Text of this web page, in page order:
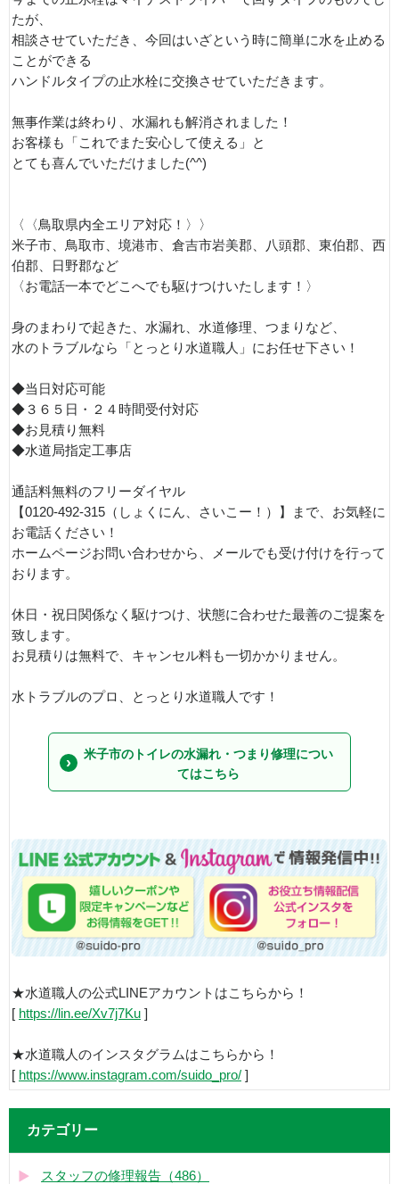
たが、
相談させていただき、今回はいざという時に簡単に水を止める
ことができる
ハンドルタイプの止水栓に交換させていただきます。
無事作業は終わり、水漏れも解消されました！
お客様も「これでまた安心して使える」と
とても喜んでいただけました(^^)
〈〈鳥取県内全エリア対応！〉〉
米子市、鳥取市、境港市、倉吉市岩美郡、八頭郡、東伯郡、西
伯郡、日野郡など
〈お電話一本でどこへでも駆けつけいたします！〉
身のまわりで起きた、水漏れ、水道修理、つまりなど、
水のトラブルなら「とっとり水道職人」にお任せ下さい！
◆当日対応可能
◆３６５日・２４時間受付対応
◆お見積り無料
◆水道局指定工事店
通話料無料のフリーダイヤル
【0120-492-315（しょくにん、さいこー！）】まで、お気軽に
お電話ください！
ホームページお問い合わせから、メールでも受け付けを行って
おります。
休日・祝日関係なく駆けつけ、状態に合わせた最善のご提案を
致します。
お見積りは無料で、キャンセル料も一切かかりません。
水トラブルのプロ、とっとり水道職人です！
米子市のトイレの水漏れ・つまり修理につい
てはこちら
★水道職人の公式LINEアカウントはこちらから！
[ https://lin.ee/Xv7j7Ku ]
★水道職人のインスタグラムはこちらから！
[ https://www.instagram.com/suido_pro/ ]
カテゴリー
スタッフの修理報告（486）